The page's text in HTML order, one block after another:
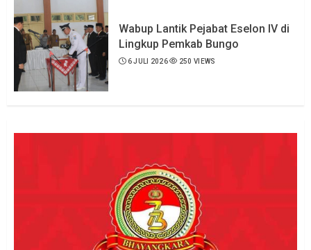
Wabup Lantik Pejabat Eselon IV di
Lingkup Pemkab Bungo
6 JULI 2026 250 VIEWS